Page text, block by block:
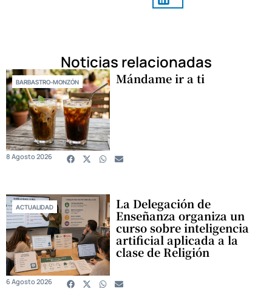
Noticias relacionadas
BARBASTRO-MONZÓN Mándame ir a ti
8 Agosto 2026
ACTUALIDAD La Delegación de
Enseñanza organiza un
curso sobre inteligencia
artificial aplicada a la
clase de Religión
6 Agosto 2026